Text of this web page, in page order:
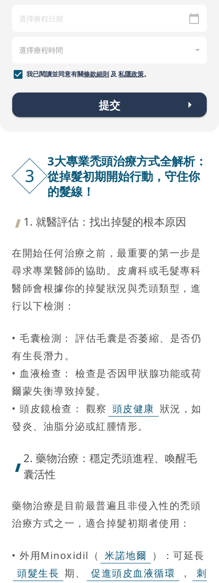
我已閱讀並同意有關條款細則及 私隱政策。
提交
3
3大專業禿頭治療方式全解析：
從掉髮初期開始行動，守住你
的髮線！
1. 就醫評估：找出掉髮的根本原因
在開始任何治療之前，最重要的第一步是
尋求專業醫師的協助。皮膚科或毛髮專科
醫師會根據你的掉髮狀況與禿頭類型，進
行以下檢測：
• 毛囊檢測： 評估毛囊是否萎縮、是否仍
有生長潛力。
• 血液檢查： 檢查是否因甲狀腺功能或荷
爾蒙失衡導致掉髮。
• 頭皮鏡檢查： 觀察 頭皮健康 狀況，如
發炎、油脂分泌或紅腫情形。
2. 藥物治療：穩定禿頭進程、喚醒毛
囊活性
藥物治療是目前最普遍且非侵入性的禿頭
治療方式之一，適合掉髮初期者使用：
• 外用Minoxidil（ 米諾地爾 ）：可延長
頭髮生長 期、 促進頭皮血液循環 ，
刺